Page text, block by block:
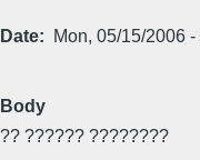
Date Mon, 05/15/2006 -
Body
?? ?????? ????????